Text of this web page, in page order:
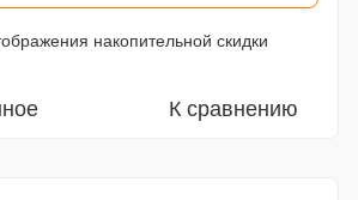
накопительной скидки
К сравнению